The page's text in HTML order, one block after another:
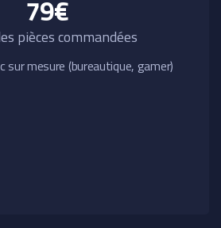
79€
pièces commandées
mesure (bureautique, gamer)